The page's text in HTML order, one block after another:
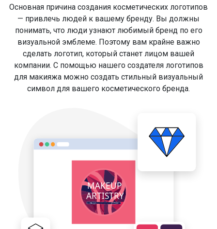
Основная причина создания косметических логотипов
— привлечь людей к вашему бренду. Вы должны
понимать, что люди узнают любимый бренд по его
визуальной эмблеме. Поэтому вам крайне важно
сделать логотип, который станет лицом вашей
компании. С помощью нашего создателя логотипов
для макияжа можно создать стильный визуальный
символ для вашего косметического бренда.